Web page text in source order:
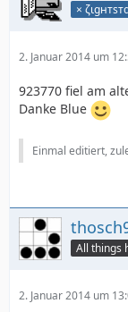
×
2. Januar 2014 um
923770 fiel am
Danke Blue
Einmal editiert,
2. Januar 2014 um